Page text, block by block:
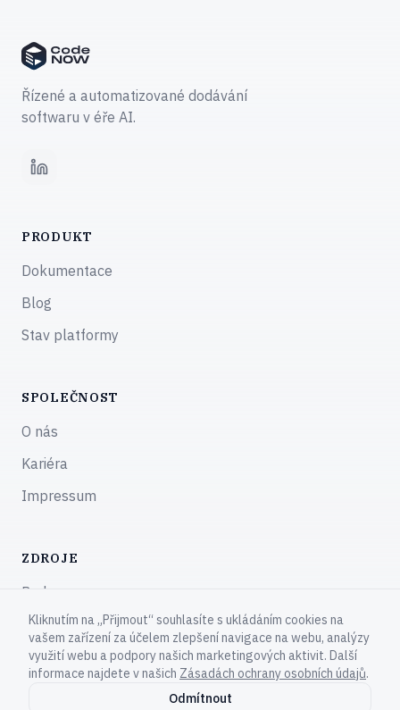
Řízené a automatizované dodávání
softwaru v éře AI.
LinkedIn
PRODUKT
Dokumentace
Blog
Stav platformy
SPOLEČNOST
O nás
Kariéra
Impressum
ZDROJE
Podpora
Komunita
Kliknutím na „Přijmout“ souhlasíte s ukládáním cookies na
vašem zařízení za účelem zlepšení navigace na webu, analýzy
využití webu a podpory našich marketingových aktivit. Další
informace najdete v našich Zásadách ochrany osobních údajů.
Odmítnout